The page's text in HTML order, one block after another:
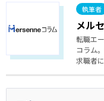
メル
転職エ
コラム
求職者